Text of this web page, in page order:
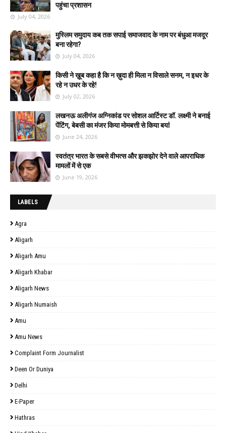
पहुंचा प्रशासन
July 04, 2026
मुस्लिम समुदाय कब तक सपाई समाजवाद के नाम पर बंधुआ मजदूर
बना रहेगा?
July 04, 2026
किसी ने ख़ूब कहा है कि न ख़ुदा ही मिला न विसाले सनम, न इधर के
रहे न उधर के रहे!
July 02, 2026
लखनऊ अलीगंज अग्निकांड पर सोशल आर्टिस्ट डॉ. लक्ष्मी ने बनाई
पेंटिंग, बेबसी का मंजर किया मोमबत्ती से किया बयां
June 24, 2026
स्वतंत्र भारत के सबसे वीभत्स और झकझोर देने वाले आपराधिक
मामलों में से एक
June 19, 2026
LABELS
Agra
Aligarh
Aligarh Amu
Aligarh Khabar
Aligarh News
Aligarh Numaish
Amu
Amu News
Complaint Form Journalist
Deen Or Duniya
Delhi
E-Paper
Hathras